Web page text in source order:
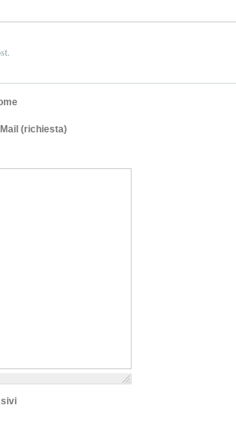
(richiesta)